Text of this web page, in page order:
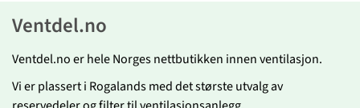
Ventdel.no
Ventdel.no er hele Norges nettbutikken innen ventilasjon.
Vi er plassert i Rogalands med det største utvalg av